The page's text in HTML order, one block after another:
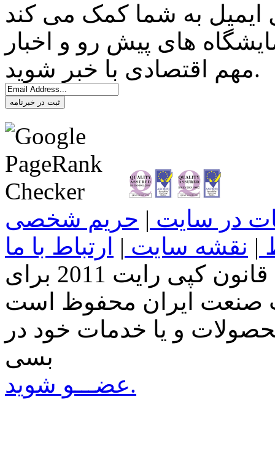
ایمیل به شما کمک می کند
های پیش رو و اخبار
مهم اقتصادی با خبر شوید.
ثبت در خبرنامه
در سایت | حریم شخصی
| نقشه سایت |
ارتباط با ما
تمامی حقوق این سایت طبق قانون کپی رایت 2011 برای
و یا خدمات خود در
بسی
عضـــو شوید.